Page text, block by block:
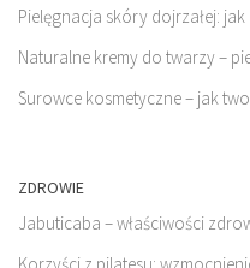
Pielęgnacja skóry dojrzałej:
Naturalne kremy do twarzy –
Surowce kosmetyczne – jak
ZDROWIE
Jabuticaba – właściwości
Korzyści z pilatesu: